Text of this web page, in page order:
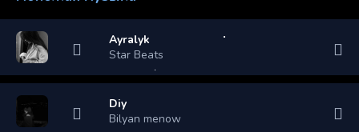
Ayralyk
Star Beats
Diy
Bilyan menow